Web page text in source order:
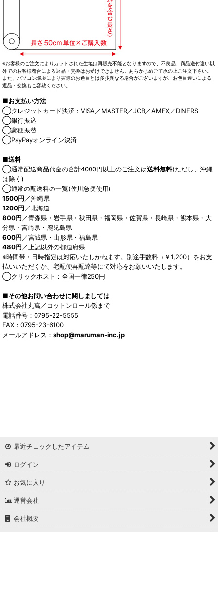
※お客様のご注文によりカットされた生地は再販売不能となりますので、不良品、商品送付違い以
外でのお客様都合による返品・交換はお受けできません。あらかじめご了承の上ご注文下さい。
また、パソコン環境により実際のお色目とは多少異なる場合がございますが、お色目違いによる
返品・交換もご容赦ください。
■お支払い方法
◯クレジットカード決済：VISA／MASTER／JCB／AMEX／DINERS
◯銀行振込
◯郵便振替
◯PayPayオンライン決済
■送料
◯通常配送商品代金の合計4000円以上のご注文は送料無料(ただし、沖縄
は除く)
◯通常の配送料の一覧(佐川急便使用)
1500円 ／沖縄県
1200円 ／北海道
800円 ／青森県・岩手県・秋田県・福岡県・佐賀県・長崎県・熊本県・大
分県・宮崎県・鹿児島県
600円 ／宮城県・山形県・福島県
480円 ／上記以外の都道府県
※時間帯・日時指定は対応いたしかねます。別途手数料（￥1,200）をお支
払いいただくか、宅配便再配達等にて対応をお願いいたします。
◯クリックポスト：全国一律250円
■その他お問い合わせに関しましては
株式会社丸萬／コットンロール係まで
電話番号：0795-22-5555
FAX：0795-23-6100
メールアドレス： shop@maruman-inc.jp
最近チェックしたアイテム
ログイン
お気に入り
運営会社
会社概要